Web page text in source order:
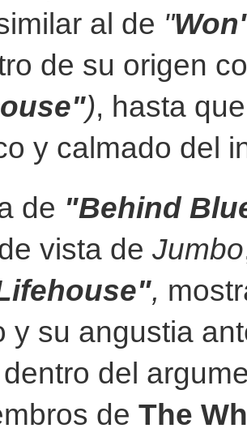
al de "
de su origen
), hasta
y calmado del
de "Behind
vista de Jumbo
,
y su angustia
del
de The